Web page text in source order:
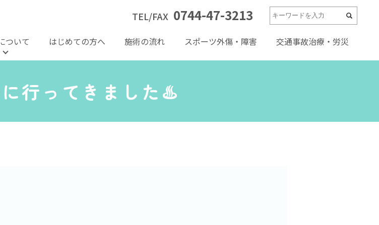
TEL/FAX 0744-47-3213
ついて はじめての方へ 施術の流れ スポーツ外傷・障害 交通事故治療・労災
行ってきました♨️